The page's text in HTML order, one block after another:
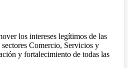
los intereses legítimos de las
sectores Comercio, Servicios y
y fortalecimiento de todas las